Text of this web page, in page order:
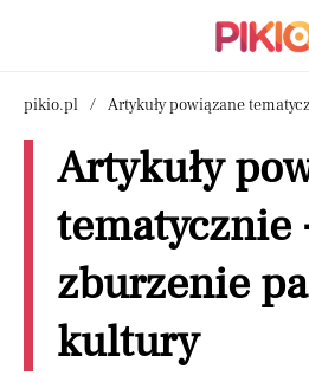
pikio.pl Artykuły powiązane
Artykuły
tematycznie
zburzenie
kultury